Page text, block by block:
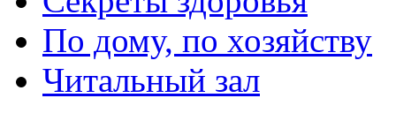
По дому, по хозяйству
Читальный зал